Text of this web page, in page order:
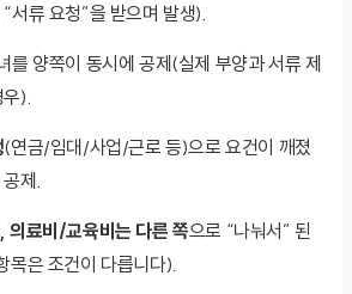
서류 요청”을 받으며 발생).
를 양쪽이 동시에 공제(실제 부양과 서류 제
).
(연금/임대/사업/근로 등)으로 요건이 깨졌
제.
의료비/교육비는 다른 쪽으로 “나눠서” 된
목은 조건이 다릅니다).